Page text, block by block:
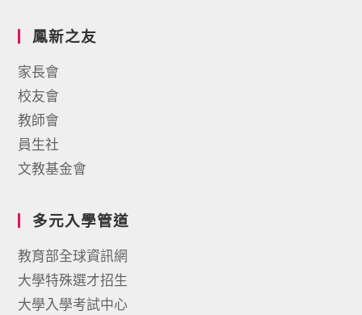
鳳新之友
家長會
校友會
教師會
員生社
文教基金會
多元入學管道
教育部全球資訊網
大學特殊選才招生
大學入學考試中心